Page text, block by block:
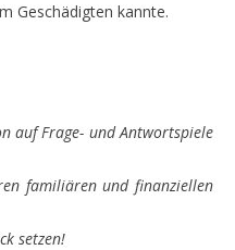
Geschädigten kannte.
auf Frage- und Antwortspiele
familiären und finanziellen
setzen!